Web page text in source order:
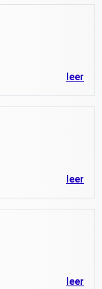
leer
leer
leer